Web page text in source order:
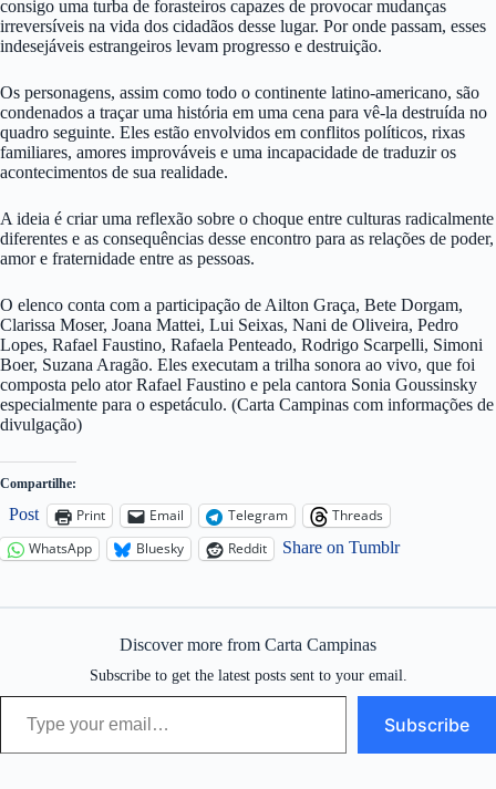
consigo uma turba de forasteiros capazes de provocar mudanças
irreversíveis na vida dos cidadãos desse lugar. Por onde passam, esses
indesejáveis estrangeiros levam progresso e destruição.
Os personagens, assim como todo o continente latino-americano, são
condenados a traçar uma história em uma cena para vê-la destruída no
quadro seguinte. Eles estão envolvidos em conflitos políticos, rixas
familiares, amores improváveis e uma incapacidade de traduzir os
acontecimentos de sua realidade.
A ideia é criar uma reflexão sobre o choque entre culturas radicalmente
diferentes e as consequências desse encontro para as relações de poder,
amor e fraternidade entre as pessoas.
O elenco conta com a participação de Ailton Graça, Bete Dorgam,
Clarissa Moser, Joana Mattei, Lui Seixas, Nani de Oliveira, Pedro
Lopes, Rafael Faustino, Rafaela Penteado, Rodrigo Scarpelli, Simoni
Boer, Suzana Aragão. Eles executam a trilha sonora ao vivo, que foi
composta pelo ator Rafael Faustino e pela cantora Sonia Goussinsky
especialmente para o espetáculo. (Carta Campinas com informações de
divulgação)
Compartilhe:
Post Print Email Telegram
Threads
WhatsApp
Bluesky Reddit Share on Tumblr
Discover more from Carta Campinas
Subscribe to get the latest posts sent to your email.
Type your email…
Subscribe